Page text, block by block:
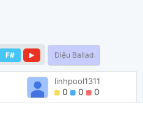
F# Điệu Ballad
linhpool1311
0 0 0